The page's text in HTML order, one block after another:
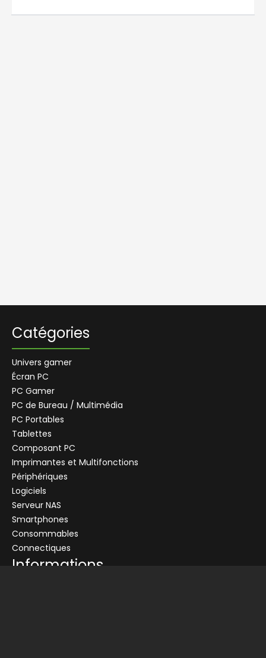
Connectez-vous pour voir les informations de ce produit
CENTRALE+
Catégories
Univers gamer
Écran PC
PC Gamer
PC de Bureau / Multimédia
PC Portables
Tablettes
Composant PC
Imprimantes et Multifonctions
Périphériques
Logiciels
Serveur NAS
Smartphones
Consommables
Connectiques
Informations